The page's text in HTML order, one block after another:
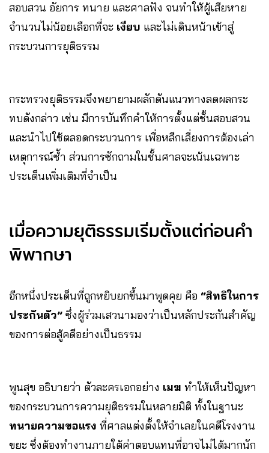
สอบสวน อัยการ ทนาย และศาลฟัง จนทำให้ผู้เสียหาย
จำนวนไม่น้อยเลือกที่จะ เงียบ และไม่เดินหน้าเข้าสู่
กระบวนการยุติธรรม
กระทรวงยุติธรรมจึงพยายามผลักดันแนวทางลดผลกระ
ทบดังกล่าว เช่น มีการบันทึกคำให้การตั้งแต่ชั้นสอบสวน
และนำไปใช้ตลอดกระบวนการ เพื่อหลีกเลี่ยงการต้องเล่า
เหตุการณ์ซ้ำ ส่วนการซักถามในชั้นศาลจะเน้นเฉพาะ
ประเด็นเพิ่มเติมที่จำเป็น
เมื่อความยุติธรรมเริ่มตั้งแต่ก่อนคำ
พิพากษา
อีกหนึ่งประเด็นที่ถูกหยิบยกขึ้นมาพูดคุย คือ “สิทธิในการ
ประกันตัว” ซึ่งผู้ร่วมเสวนามองว่าเป็นหลักประกันสำคัญ
ของการต่อสู้คดีอย่างเป็นธรรม
พูนสุข อธิบายว่า ตัวละครเอกอย่าง เมฆ ทำให้เห็นปัญหา
ของกระบวนการความยุติธรรมในหลายมิติ ทั้งในฐานะ
ทนายความขอแรง ที่ศาลแต่งตั้งให้จำเลยในคดีโรงงาน
ขยะ ซึ่งต้องทำงานภายใต้ค่าตอบแทนที่อาจไม่ได้มากนัก